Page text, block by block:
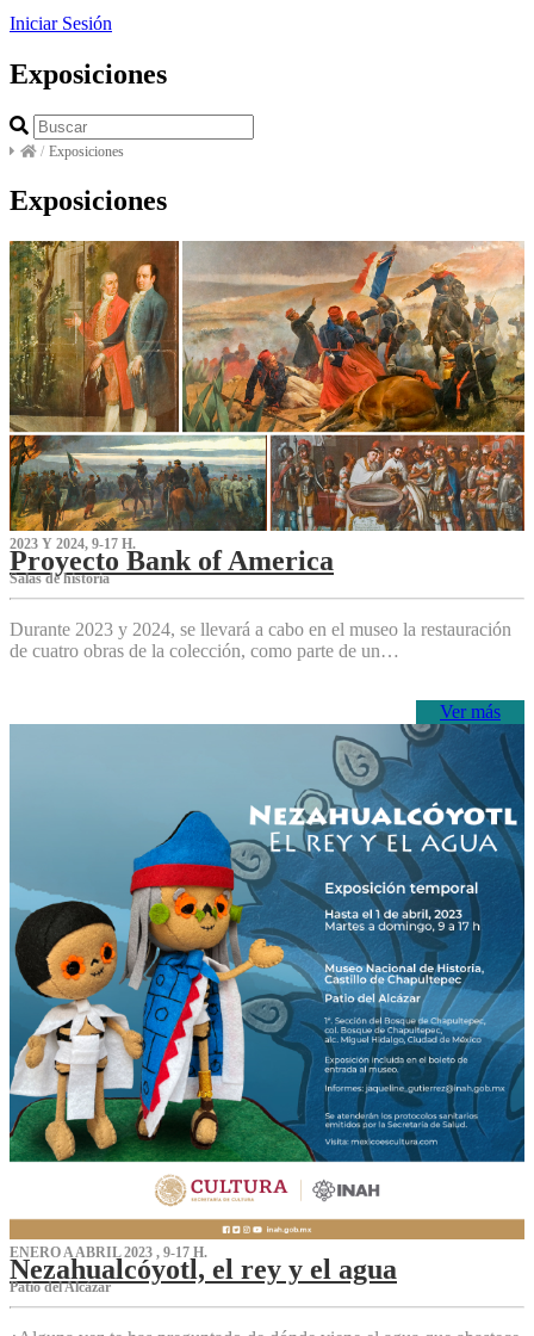
Iniciar Sesión
Exposiciones
/ Exposiciones
Exposiciones
2023 Y 2024, 9-17 H.
Proyecto Bank of America
S‌alas de historia
Durante 2023 y 2024, se llevará a cabo en el museo la restauración
de cuatro obras de la colección, como parte de un…
Ver más
ENERO A ABRIL 2023 , 9-17 H.
Nezahualcóyotl, el rey y el agua
Patio del Alcázar